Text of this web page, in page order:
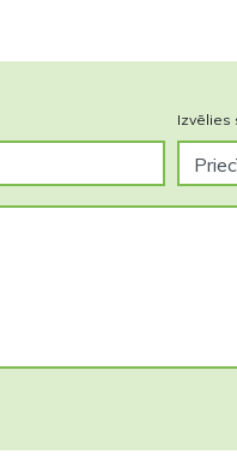
Izvēlies